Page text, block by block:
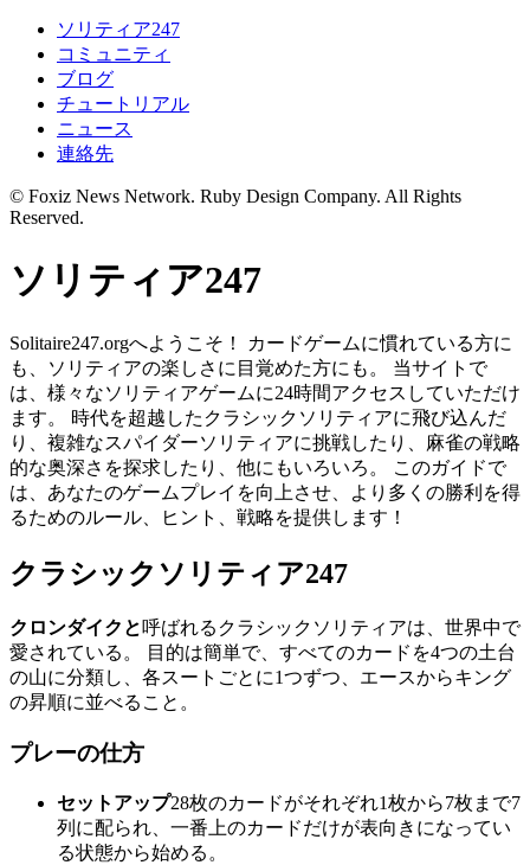
ソリティア247
コミュニティ
ブログ
チュートリアル
ニュース
連絡先
© Foxiz News Network. Ruby Design Company. All Rights
Reserved.
ソリティア247
Solitaire247.orgへようこそ！ カードゲームに慣れている方に
も、ソリティアの楽しさに目覚めた方にも。 当サイトで
は、様々なソリティアゲームに24時間アクセスしていただけ
ます。 時代を超越したクラシックソリティアに飛び込んだ
り、複雑なスパイダーソリティアに挑戦したり、麻雀の戦略
的な奥深さを探求したり、他にもいろいろ。 このガイドで
は、あなたのゲームプレイを向上させ、より多くの勝利を得
るためのルール、ヒント、戦略を提供します！
クラシックソリティア247
クロンダイクと呼ばれるクラシックソリティアは、世界中で
愛されている。 目的は簡単で、すべてのカードを4つの土台
の山に分類し、各スートごとに1つずつ、エースからキング
の昇順に並べること。
プレーの仕方
セットアップ28枚のカードがそれぞれ1枚から7枚まで7
列に配られ、一番上のカードだけが表向きになってい
る状態から始める。